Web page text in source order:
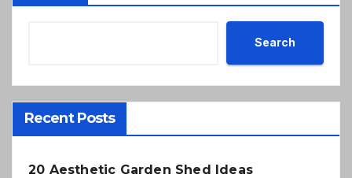
Search
Recent Posts
20 Aesthetic Garden Shed Ideas